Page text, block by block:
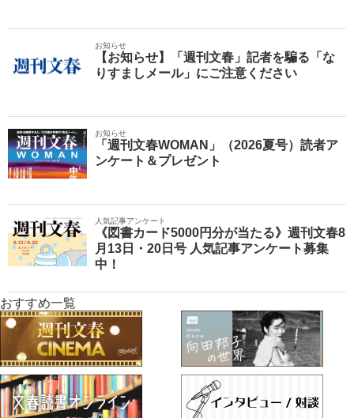
お知らせ
【お知らせ】「週刊文春」記者を騙る「な
りすましメール」にご注意ください
お知らせ
「週刊文春WOMAN」（2026夏号）読者ア
ンケート＆プレゼント
人気記事アンケート
《図書カード5000円分が当たる》週刊文春8
月13日・20日号 人気記事アンケート募集
中！
おすすめ一覧